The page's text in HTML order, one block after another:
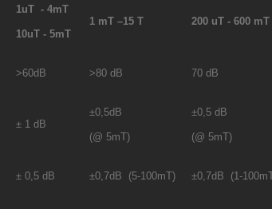
1uT - 4mT
10uT - 5mT
1 mT –15 T 200 uT - 600 mT
>60dB >80 dB 70 dB
± 1 dB
±0,5dB
(@ 5mT)
±0,5 dB
(@ 5mT)
± 0,5 dB ±0,7dB (5-100mT) ±0,7dB (1-